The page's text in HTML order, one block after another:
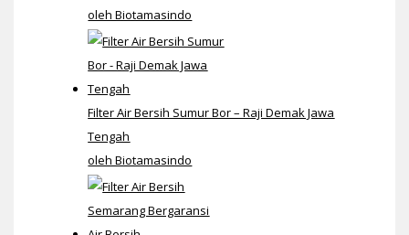
oleh Biotamasindo
Filter Air Bersih Sumur Bor – Raji Demak Jawa
Tengah
oleh Biotamasindo